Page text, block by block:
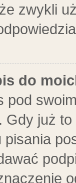
zwykli
do
pod
Gdy już